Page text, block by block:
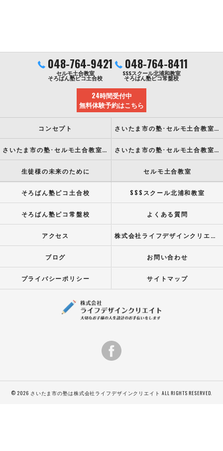
048-764-9421
セルモ土合教室
そろばん塾ピコ土合校
048-764-8411
SSSスクール北浦和教室
そろばん塾ピコ常盤校
24時間受付中
無料体験予約はこちら
コンセプト さいたま市の塾･セルモ土合教室の口コミ情報
さいたま市の塾･セルモ土合教室の評判 さいたま市の塾･セルモ土合教室のお客様の声
生徒様の未来のために セルモ土合教室
そろばん塾ピコ土合校 SSSスクール北浦和教室
そろばん塾ピコ常盤校 よくある質問
アクセス 株式会社ライフデザインクリエイト
ブログ お問い合わせ
プライバシーポリシー サイトマップ
© 2026 さいたま市の塾は株式会社ライフデザインクリエイト ALL RIGHTS RESERVED.